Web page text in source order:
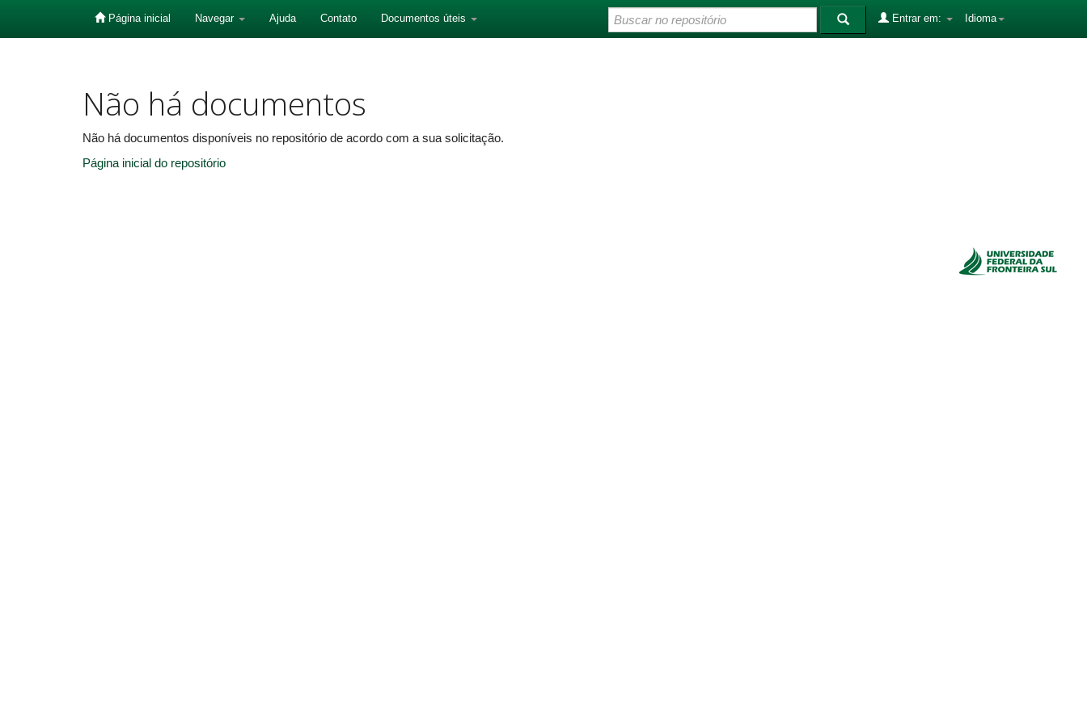
Página inicial Navegar Ajuda Contato Documentos úteis Idioma
Entrar em:
Não há documentos
Não há documentos disponíveis no repositório de acordo com a sua solicitação.
Página inicial do repositório